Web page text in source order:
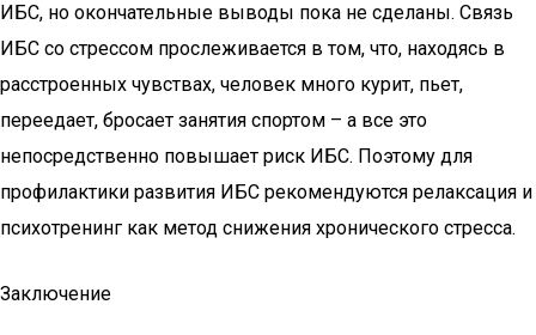
ИБС, но окончательные выводы пока не сделаны. Связь
ИБС со стрессом прослеживается в том, что, находясь в
расстроенных чувствах, человек много курит, пьет,
переедает, бросает занятия спортом – а все это
непосредственно повышает риск ИБС. Поэтому для
профилактики развития ИБС рекомендуются релаксация и
психотренинг как метод снижения хронического стресса.
Заключение